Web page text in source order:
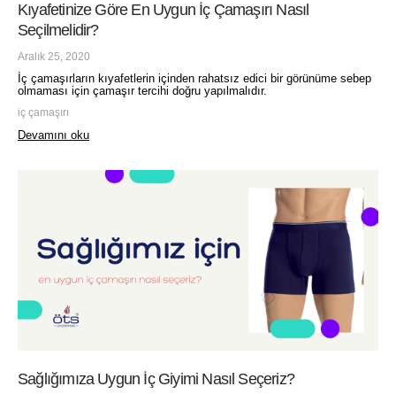
Kıyafetinize Göre En Uygun İç Çamaşırı Nasıl
Seçilmelidir?
Aralık 25, 2020
İç çamaşırların kıyafetlerin içinden rahatsız edici bir görünüme sebep
olmaması için çamaşır tercihi doğru yapılmalıdır.
iç çamaşırı
Devamını oku
Sağlığımıza Uygun İç Giyimi Nasıl Seçeriz?